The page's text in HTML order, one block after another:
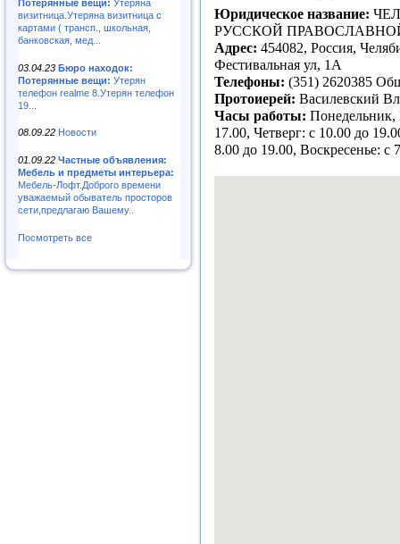
Потерянные вещи: Утеряна
визитница.Утеряна визитница с
картами ( трансп., школьная,
банковская, мед...
03.04.23 Бюро находок:
Потерянные вещи: Утерян
телефон realme 8.Утерян телефон
19...
08.09.22 Новости
01.09.22 Частные объявления:
Мебель и предметы интерьера:
Мебель-Лофт.Доброго времени
уважаемый обыватель просторов
сети,предлагаю Вашему..
Посмотреть все
Юридическое название:
РУССКОЙ
Адрес: 454082, Россия,
Фестивальная ул, 1А
Телефоны: (351) 2620385
Протоиерей: Василевский
Часы работы: Понедельник,
17.00, Четверг: с 10.00 до
8.00 до 19.00, Воскресенье: с